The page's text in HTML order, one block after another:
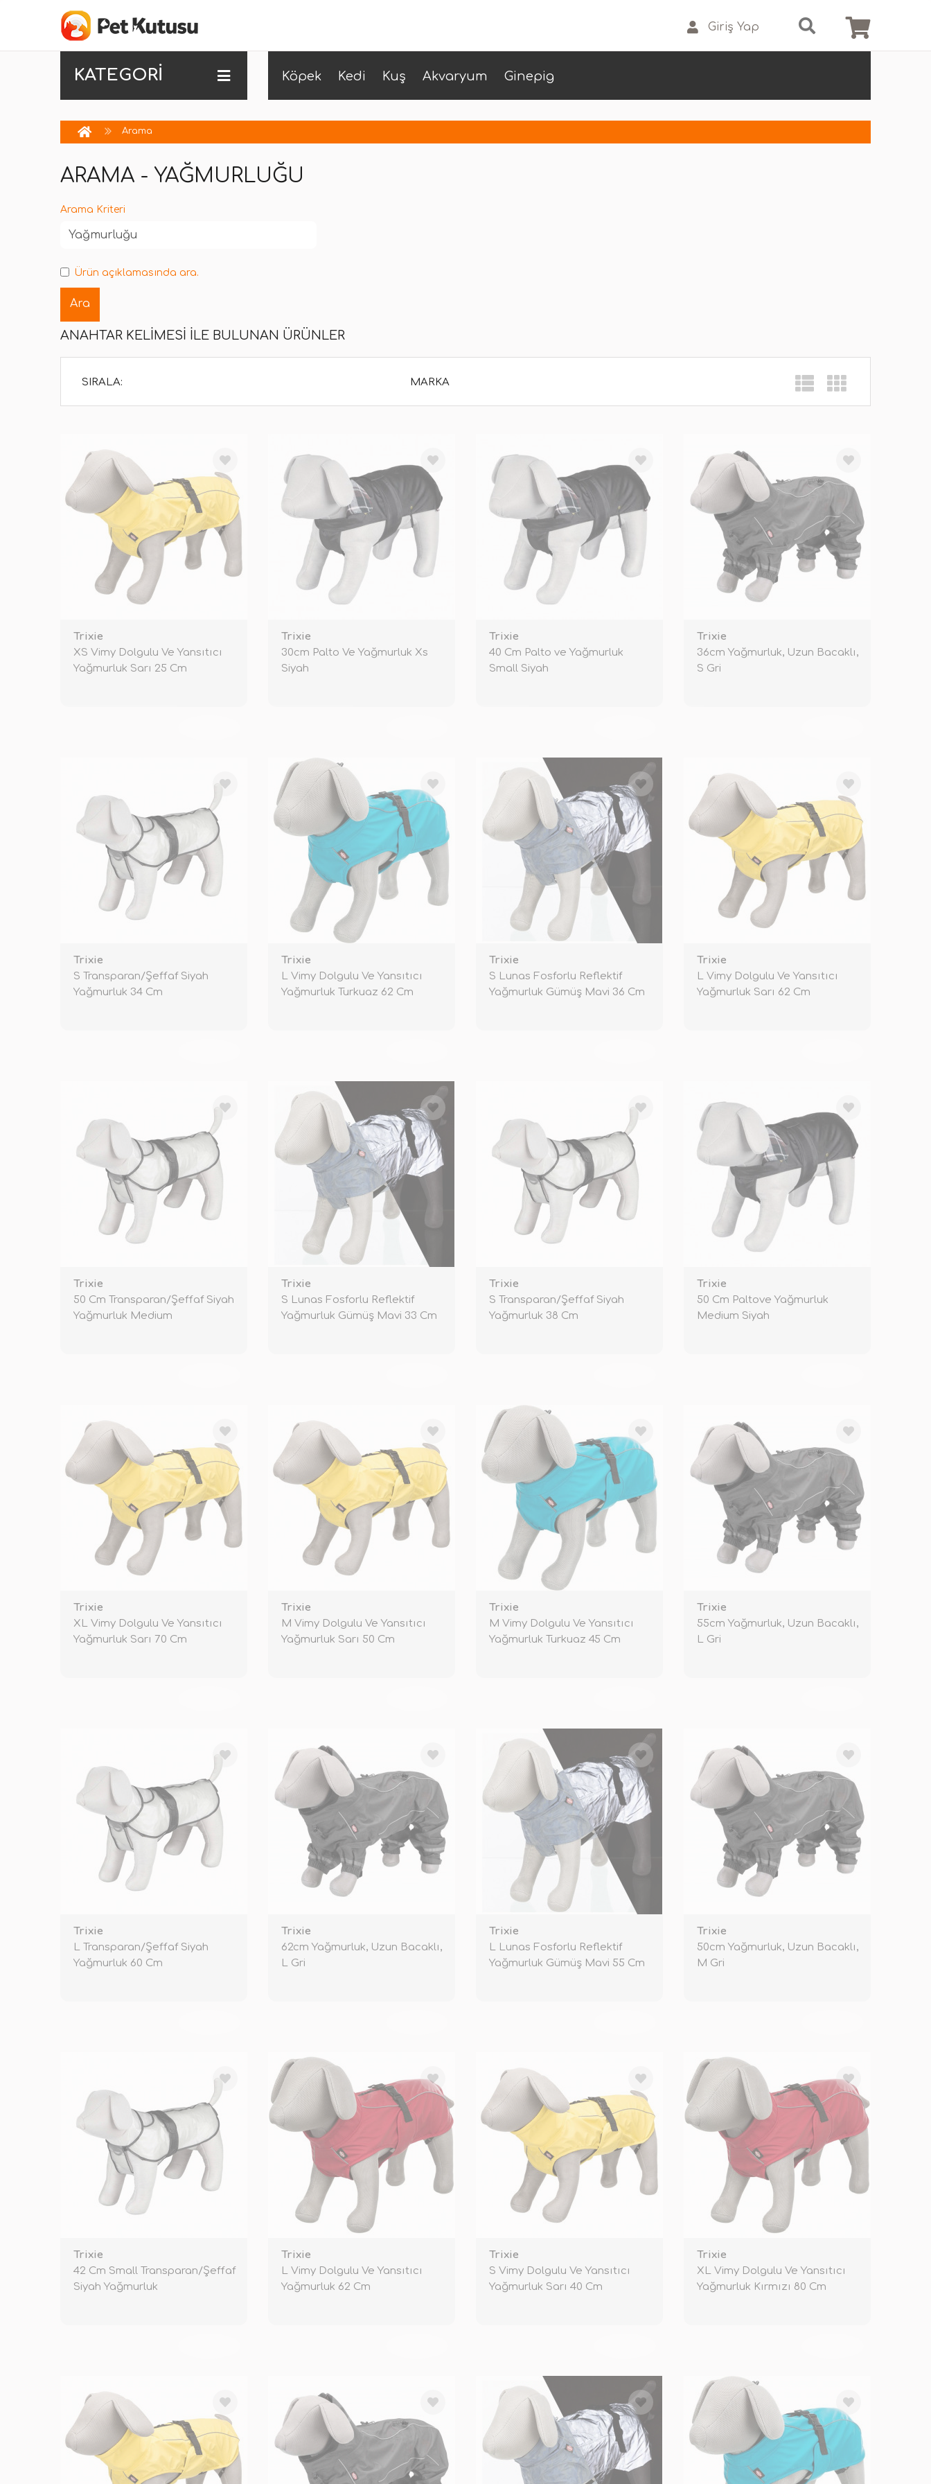
Giriş Yap
KATEGORİ Köpek Kedi Kuş Akvaryum Ginepig
Arama
ARAMA - YAĞMURLUĞU
Arama Kriteri
Ürün açıklamasında ara.
ANAHTAR KELIMESI ILE BULUNAN ÜRÜNLER
SIRALA: MARKA
Trixie
XS Vimy Dolgulu Ve Yansıtıcı
Yağmurluk Sarı 25 Cm
Trixie
30cm Palto Ve Yağmurluk Xs
Siyah
Trixie
40 Cm Palto ve Yağmurluk
Small Siyah
Trixie
36cm Yağmurluk, Uzun Bacaklı,
S Gri
Trixie
S Transparan/Şeffaf Siyah
Yağmurluk 34 Cm
Trixie
L Vimy Dolgulu Ve Yansıtıcı
Yağmurluk Turkuaz 62 Cm
Trixie
S Lunas Fosforlu Reflektif
Yağmurluk Gümüş Mavi 36 Cm
Trixie
L Vimy Dolgulu Ve Yansıtıcı
Yağmurluk Sarı 62 Cm
Trixie
50 Cm Transparan/Şeffaf Siyah
Yağmurluk Medium
Trixie
S Lunas Fosforlu Reflektif
Yağmurluk Gümüş Mavi 33 Cm
Trixie
S Transparan/Şeffaf Siyah
Yağmurluk 38 Cm
Trixie
50 Cm Paltove Yağmurluk
Medium Siyah
Trixie
XL Vimy Dolgulu Ve Yansıtıcı
Yağmurluk Sarı 70 Cm
Trixie
M Vimy Dolgulu Ve Yansıtıcı
Yağmurluk Sarı 50 Cm
Trixie
M Vimy Dolgulu Ve Yansıtıcı
Yağmurluk Turkuaz 45 Cm
Trixie
55cm Yağmurluk, Uzun Bacaklı,
L Gri
Trixie
L Transparan/Şeffaf Siyah
Yağmurluk 60 Cm
Trixie
62cm Yağmurluk, Uzun Bacaklı,
L Gri
Trixie
L Lunas Fosforlu Reflektif
Yağmurluk Gümüş Mavi 55 Cm
Trixie
50cm Yağmurluk, Uzun Bacaklı,
M Gri
Trixie
42 Cm Small Transparan/Şeffaf
Siyah Yağmurluk
Trixie
L Vimy Dolgulu Ve Yansıtıcı
Yağmurluk 62 Cm
Trixie
S Vimy Dolgulu Ve Yansıtıcı
Yağmurluk Sarı 40 Cm
Trixie
XL Vimy Dolgulu Ve Yansıtıcı
Yağmurluk Kırmızı 80 Cm